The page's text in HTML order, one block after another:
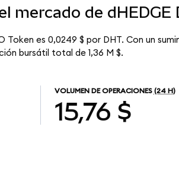
mercado de dHEDGE
Token es 0,0249 $ por DHT. Con un
bursátil total de 1,36 M $.
VOLUMEN DE OPERACIONES (24 H)
15,76 $